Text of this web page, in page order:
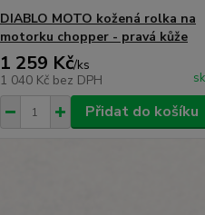
DIABLO MOTO kožená rolka na
motorku chopper - pravá kůže
1 259 Kč/ks
1 040 Kč bez DPH
Přidat do košíku